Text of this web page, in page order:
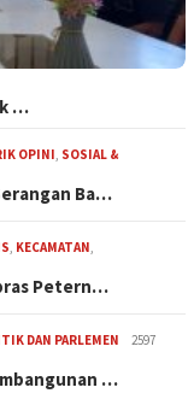
…
OPINI SOSIAL &
Ba…
KECAMATAN
Petern…
DAN PARLEMEN
2597
…